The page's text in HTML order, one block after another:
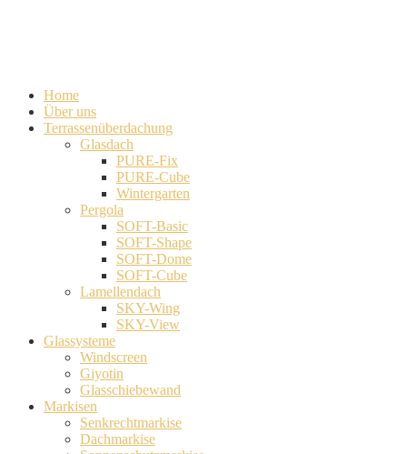
Home
Über uns
Terrassenüberdachung
Glasdach
PURE-Fix
PURE-Cube
Wintergarten
Pergola
SOFT-Basic
SOFT-Shape
SOFT-Dome
SOFT-Cube
Lamellendach
SKY-Wing
SKY-View
Glassysteme
Windscreen
Giyotin
Glasschiebewand
Markisen
Senkrechtmarkise
Dachmarkise